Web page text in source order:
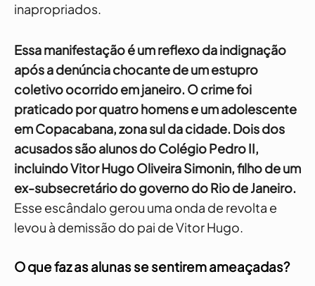
inapropriados.
Essa manifestação é um reflexo da indignação
após a denúncia chocante de um estupro
coletivo ocorrido em janeiro. O crime foi
praticado por quatro homens e um adolescente
em Copacabana, zona sul da cidade. Dois dos
acusados são alunos do Colégio Pedro II,
incluindo Vitor Hugo Oliveira Simonin, filho de um
ex-subsecretário do governo do Rio de Janeiro.
Esse escândalo gerou uma onda de revolta e
levou à demissão do pai de Vitor Hugo.
O que faz as alunas se sentirem ameaçadas?